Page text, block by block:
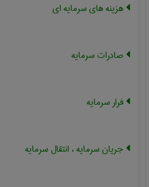
هزینه های سرمایه ای
صادرات سرمایه
فرار سرمایه
جریان سرمایه ، انتقال سرمایه